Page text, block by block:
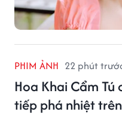
PHIM ẢNH 22 phút
Hoa Khai Cẩm Tú
tiếp phá nhiệt